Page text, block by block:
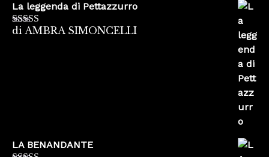
La leggenda di Pettazzurro
Valutato5su
di AMBRA SIMONCELLI
LA BENANDANTE